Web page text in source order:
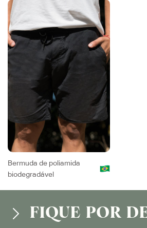
Bermuda de poliamida
biodegradável
FIQUE POR